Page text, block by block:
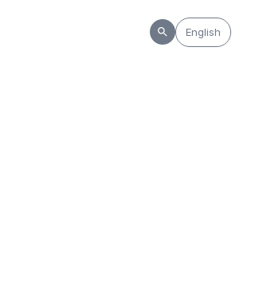
English